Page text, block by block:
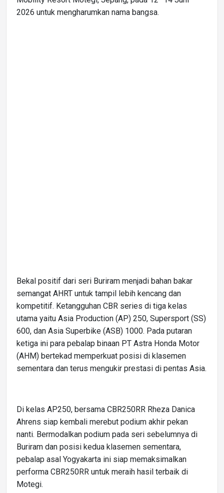
2026 untuk mengharumkan nama bangsa.
Bekal positif dari seri Buriram menjadi bahan bakar
semangat AHRT untuk tampil lebih kencang dan
kompetitif. Ketangguhan CBR series di tiga kelas
utama yaitu Asia Production (AP) 250, Supersport (SS)
600, dan Asia Superbike (ASB) 1000. Pada putaran
ketiga ini para pebalap binaan PT Astra Honda Motor
(AHM) bertekad memperkuat posisi di klasemen
sementara dan terus mengukir prestasi di pentas Asia.
Di kelas AP250, bersama CBR250RR Rheza Danica
Ahrens siap kembali merebut podium akhir pekan
nanti. Bermodalkan podium pada seri sebelumnya di
Buriram dan posisi kedua klasemen sementara,
pebalap asal Yogyakarta ini siap memaksimalkan
performa CBR250RR untuk meraih hasil terbaik di
Motegi.